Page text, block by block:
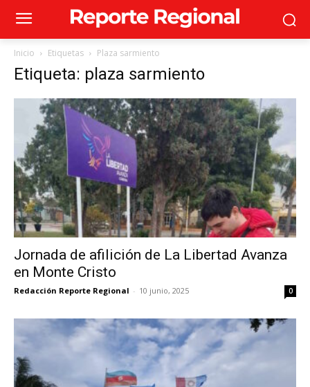
Inicio Etiquetas Plaza sarmiento
Etiqueta: plaza sarmiento
Jornada de afilición de La Libertad Avanza
en Monte Cristo
Redacción Reporte Regional - 10 junio, 2025 0